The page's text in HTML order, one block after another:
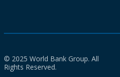
© 2025 World Bank Group. All
Rights Reserved.